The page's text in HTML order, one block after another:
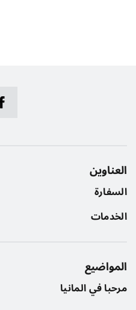
العناوين
السفارة
الخدمات
المواضيع
مرحبا في المانيا